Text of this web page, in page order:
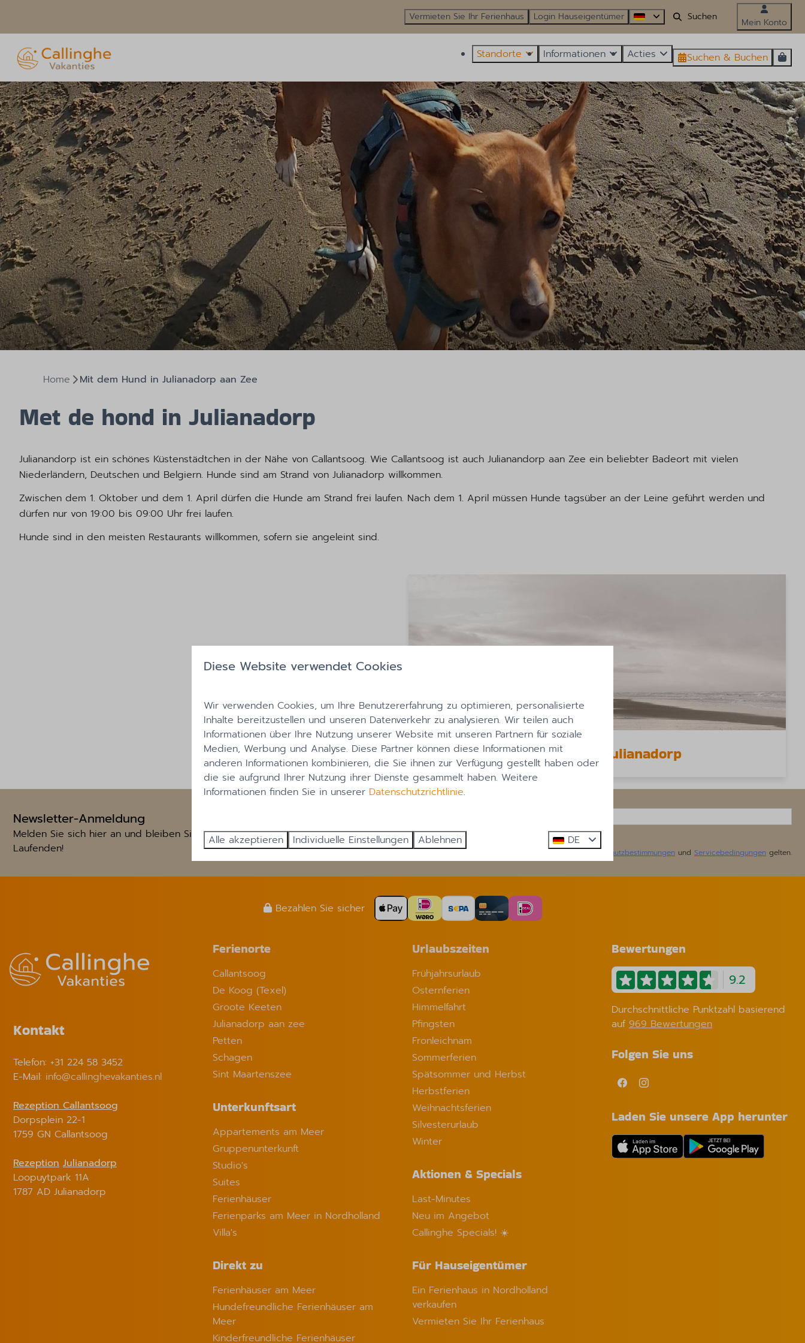
Vermieten Sie Ihr Ferienhaus Login Hauseigentümer Mein Konto
Standorte Informationen Acties Suchen & Buchen
Home Mit dem Hund in Julianadorp aan Zee
Met de hond in Julianadorp
Julianandorp ist ein schönes Küstenstädtchen in der Nähe von Callantsoog. Wie Callantsoog ist auch Julianandorp aan Zee ein beliebter Badeort mit vielen
Niederländern, Deutschen und Belgiern. Hunde sind am Strand von Julianadorp willkommen.
Zwischen dem 1. Oktober und dem 1. April dürfen die Hunde am Strand frei laufen. Nach dem 1. April müssen Hunde tagsüber an der Leine geführt werden und
dürfen nur von 19:00 bis 09:00 Uhr frei laufen.
Hunde sind in den meisten Restaurants willkommen, sofern sie angeleint sind.
Wanderwege Julianadorp
Newsletter-Anmeldung
Melden Sie sich hier an und bleiben Sie auf dem
Laufenden!
Senden
Gesichert durch reCaptcha,Datenschutzbestimmungen und Servicebedingungen gelten.
Bezahlen Sie sicher
Kontakt
Telefon: +31 224 58 3452
E-Mail: info@callinghevakanties.nl
Rezeption Callantsoog
Dorpsplein 22-1
1759 GN Callantsoog
Rezeption Julianadorp
Loopuytpark 11A
1787 AD Julianadorp
Ferienorte
Callantsoog
De Koog (Texel)
Groote Keeten
Julianadorp aan zee
Petten
Schagen
Sint Maartenszee
Unterkunftsart
Appartements am Meer
Gruppenunterkunft
Studio's
Suites
Ferienhäuser
Ferienparks am Meer in Nordholland
Villa's
Direkt zu
Ferienhäuser am Meer
Hundefreundliche Ferienhäuser am
Meer
Kinderfreundliche Ferienhäuser
Urlaubszeiten
Frühjahrsurlaub
Osternferien
Himmelfahrt
Pfingsten
Fronleichnam
Sommerferien
Spätsommer und Herbst
Herbstferien
Weihnachtsferien
Silvesterurlaub
Winter
Aktionen & Specials
Last-Minutes
Neu im Angebot
Callinghe Specials! ☀️
Für Hauseigentümer
Ein Ferienhaus in Nordholland
verkaufen
Vermieten Sie Ihr Ferienhaus
Bewertungen
9.2
Durchschnittliche Punktzahl basierend
auf 969 Bewertungen
Folgen Sie uns
Laden Sie unsere App herunter
Diese Website verwendet Cookies
Wir verwenden Cookies, um Ihre Benutzererfahrung zu optimieren, personalisierte
Inhalte bereitzustellen und unseren Datenverkehr zu analysieren. Wir teilen auch
Informationen über Ihre Nutzung unserer Website mit unseren Partnern für soziale
Medien, Werbung und Analyse. Diese Partner können diese Informationen mit
anderen Informationen kombinieren, die Sie ihnen zur Verfügung gestellt haben oder
die sie aufgrund Ihrer Nutzung ihrer Dienste gesammelt haben. Weitere
Informationen finden Sie in unserer Datenschutzrichtlinie.
Alle akzeptieren Individuelle Einstellungen Ablehnen DE